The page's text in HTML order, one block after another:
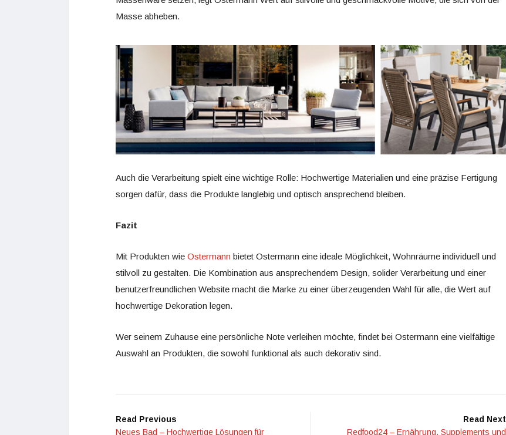
Masse abheben.
Auch die Verarbeitung spielt eine wichtige Rolle: Hochwertige Materialien und eine präzise Fertigung
sorgen dafür, dass die Produkte langlebig und optisch ansprechend bleiben.
Fazit
Mit Produkten wie Ostermann bietet Ostermann eine ideale Möglichkeit, Wohnräume individuell und
stilvoll zu gestalten. Die Kombination aus ansprechendem Design, solider Verarbeitung und einer
benutzerfreundlichen Website macht die Marke zu einer überzeugenden Wahl für alle, die Wert auf
hochwertige Dekoration legen.
Wer seinem Zuhause eine persönliche Note verleihen möchte, findet bei Ostermann eine vielfältige
Auswahl an Produkten, die sowohl funktional als auch dekorativ sind.
Read Previous
Neues Bad – Hochwertige Lösungen für
Read Next
Redfood24 – Ernährung, Supplements und